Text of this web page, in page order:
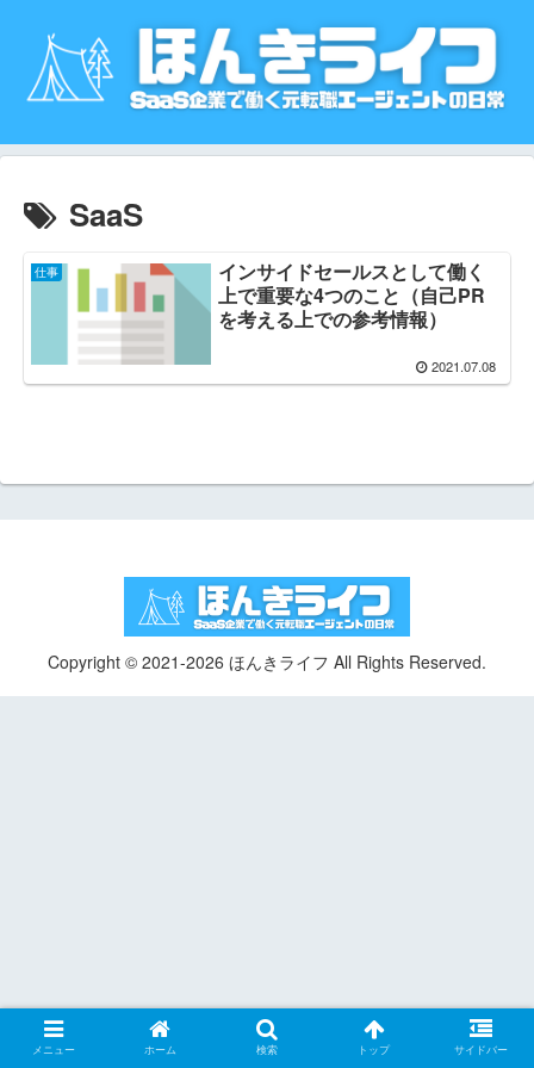
SaaS
仕事
インサイドセールスとして働く
上で重要な4つのこと（自己PR
を考える上での参考情報）
2021.07.08
Copyright © 2021-2026 ほんきライフ All Rights Reserved.
メニュー ホーム 検索 トップ サイドバー